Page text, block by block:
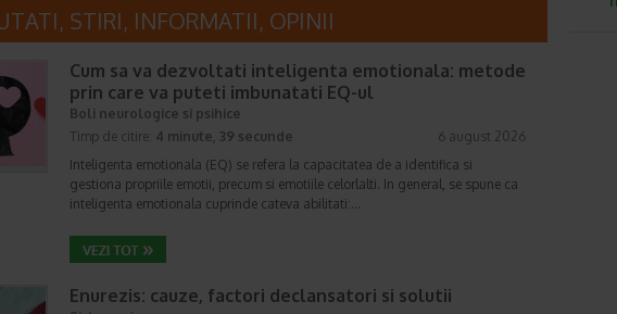
STIRI, INFORMATII, OPINII
Cum sa va dezvoltati inteligenta emotionala: metode
prin care va puteti imbunatati EQ-ul
Boli neurologice si psihice
Timp de citire: 4 minute, 39 secunde
6 august 2026
Inteligenta emotionala (EQ) se refera la capacitatea de a identifica si
gestiona propriile emotii, precum si emotiile celorlalti. In general, se spune ca
inteligenta emotionala cuprinde cateva abilitati:…
Enurezis: cauze, factori declansatori si solutii